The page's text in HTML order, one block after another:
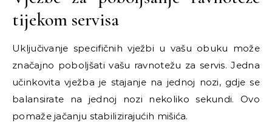
tijekom servisa
Uključivanje specifičnih vježbi u vašu obuku može
značajno poboljšati vašu ravnotežu za servis. Jedna
učinkovita vježba je stajanje na jednoj nozi, gdje se
balansirate na jednoj nozi nekoliko sekundi. Ovo
pomaže jačanju stabilizirajućih mišića.